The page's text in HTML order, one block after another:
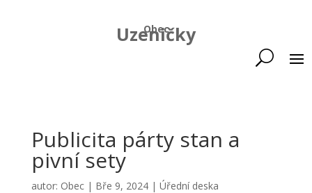
Obec
Uzeničky
Publicita párty stan a
pivní sety
autor: Obec| Bře 9, 2024| Úřední deska